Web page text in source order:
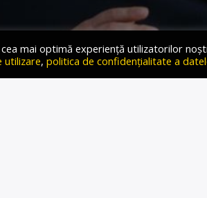
mai optimă experiență utilizatorilor
utilizare, politica de confidențialitate a